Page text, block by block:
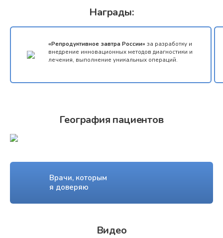
Награды:
«Репродуктивное завтра России» за разработку и
внедрение инновационных методов диагностики и
лечения, выполнение уникальных операций.
География пациентов
Врачи, которым
я доверяю
Видео